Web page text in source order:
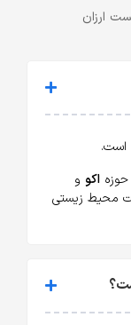
است.
اکو و
محیط زیستی